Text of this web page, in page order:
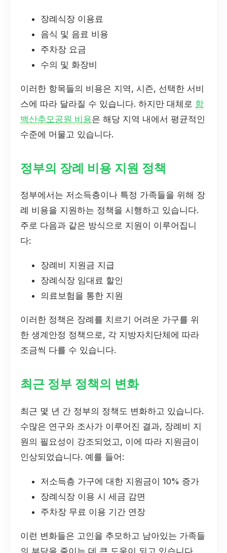
장례식장 이용료
음식 및 음료 비용
주차장 요금
수의 및 화장비
이러한 항목들의 비용은 지역, 시즌, 선택한 서비
스에 따라 달라질 수 있습니다. 하지만 대체로 함
백산추모공원 비용은 해당 지역 내에서 평균적인
수준에 머물고 있습니다.
정부의 장례 비용 지원 정책
정부에서는 저소득층이나 특정 가족들을 위해 장
례 비용을 지원하는 정책을 시행하고 있습니다.
주로 다음과 같은 방식으로 지원이 이루어집니
다:
장례비 지원금 지급
장례식장 임대료 할인
의료보험을 통한 지원
이러한 정책은 장례를 치르기 어려운 가구를 위
한 생계안정 정책으로, 각 지방자치단체에 따라
조금씩 다를 수 있습니다.
최근 정부 정책의 변화
최근 몇 년 간 정부의 정책도 변화하고 있습니다.
수많은 연구와 조사가 이루어진 결과, 장례비 지
원의 필요성이 강조되었고, 이에 따라 지원금이
인상되었습니다. 예를 들어:
저소득층 가구에 대한 지원금이 10% 증가
장례식장 이용 시 세금 감면
주차장 무료 이용 기간 연장
이런 변화들은 고인을 추모하고 남아있는 가족들
의 부담을 줄이는 데 큰 도움이 되고 있습니다.